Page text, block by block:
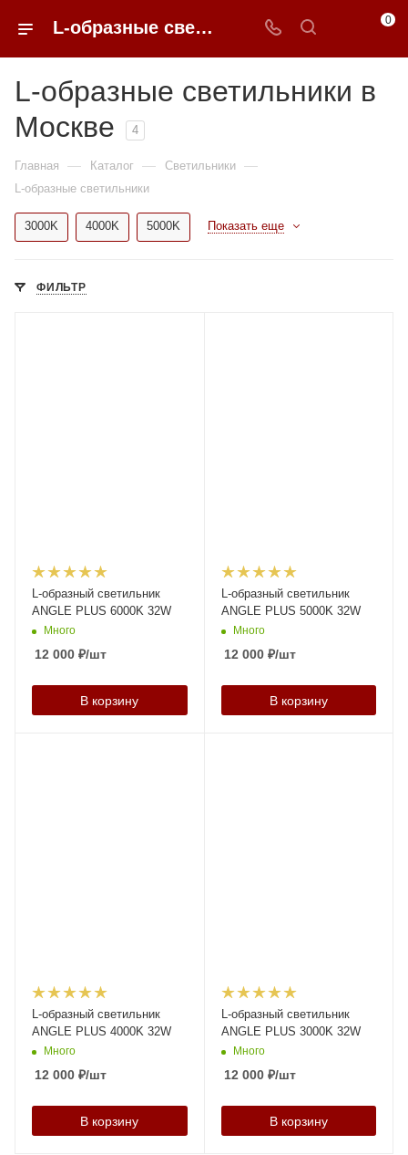
L-образные светильники в Москве купить по доступным ценам с доставкой от 0ФФЕР.ру 0
L-образные светильники в
Москве
4
Главная — Каталог — Светильники —
L-образные светильники
3000K 4000K 5000K Показать еще
ФИЛЬТР
L-образный светильник
ANGLE PLUS 6000K 32W
Много
12 000 ₽/шт
В корзину
L-образный светильник
ANGLE PLUS 5000K 32W
Много
12 000₽/шт
В корзину
L-образный светильник
ANGLE PLUS 4000K 32W
Много
12 000 ₽/шт
В корзину
L-образный светильник
ANGLE PLUS 3000K 32W
Много
12 000₽/шт
В корзину